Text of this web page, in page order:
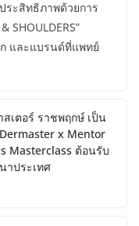
ระสิทธิภาพด้วยการ
และแบรนด์ที่แพทย์
สเตอร์ ราชพฤกษ์ เป็น
x Mentor
Masterclass ต้อนรับ
าประเทศ